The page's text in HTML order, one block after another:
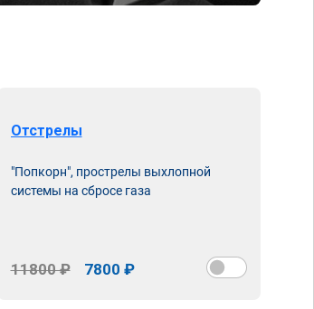
Отстрелы
"Попкорн", прострелы выхлопной
системы на сбросе газа
11800 ₽ 7800 ₽